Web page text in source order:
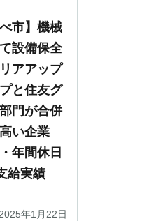
市】機械
設備保全
アアップ
と住友グ
門が合併
い企業
年間休日
給実績
2025年1月22日